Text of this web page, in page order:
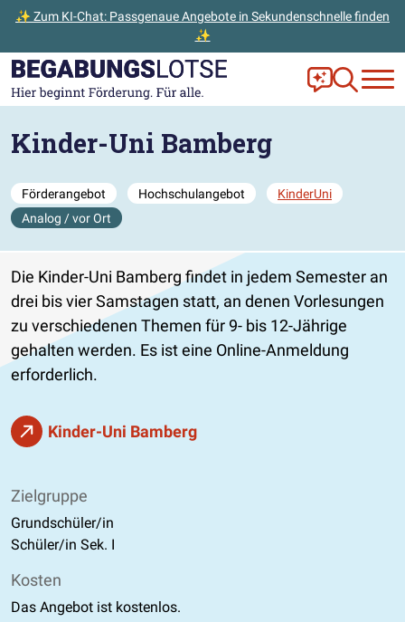
✨ Zum KI-Chat: Passgenaue Angebote in Sekundenschnelle finden
✨
Zum Hauptinhalt der Seite springen
Zur Startseite gehen Frag Ella!
Zur
Kinder-Uni Bamberg
Förderangebot Hochschulangebot
KinderUni
Analog / vor Ort
Die Kinder-Uni Bamberg findet in jedem Semester an
drei bis vier Samstagen statt, an denen Vorlesungen
zu verschiedenen Themen für 9- bis 12-Jährige
gehalten werden. Es ist eine Online-Anmeldung
erforderlich.
Kinder-Uni Bamberg
Zielgruppe
Grundschüler/in
Schüler/in Sek. I
Kosten
Das Angebot ist kostenlos.